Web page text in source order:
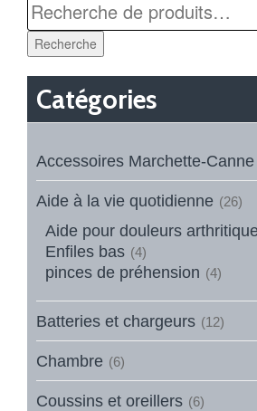
Recherche
Catégories
Accessoires Marchette-Canne
Aide à la vie quotidienne (26)
Aide pour douleurs
Enfiles bas (4)
pinces de préhension (4)
Batteries et chargeurs (12)
Chambre (6)
Coussins et oreillers (6)